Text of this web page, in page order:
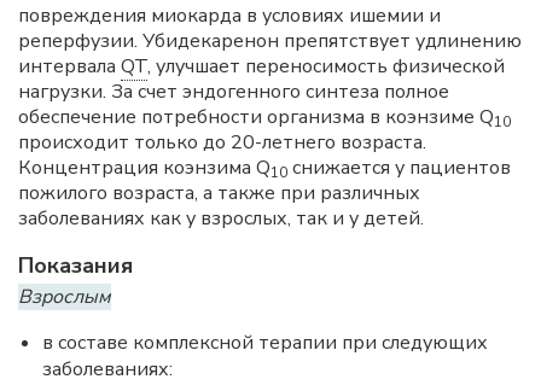
повреждения миокарда в условиях ишемии и
реперфузии. Убидекаренон препятствует удлинению
интервала QT, улучшает переносимость физической
нагрузки. За счет эндогенного синтеза полное
обеспечение потребности организма в коэнзиме Q10
происходит только до 20-летнего возраста.
Концентрация коэнзима Q10 снижается у пациентов
пожилого возраста, а также при различных
заболеваниях как у взрослых, так и у детей.
Показания
Взрослым
в составе комплексной терапии при следующих
заболеваниях: